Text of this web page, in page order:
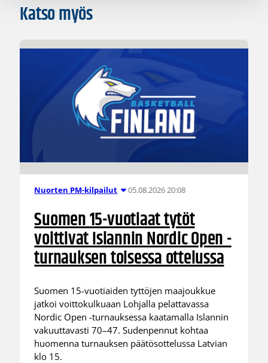
Katso myös
Nuorten PM-kilpailut 05.08.2026 20:08
Suomen 15-vuotiaat tytöt
voittivat Islannin Nordic Open -
turnauksen toisessa ottelussa
Suomen 15-vuotiaiden tyttöjen maajoukkue
jatkoi voittokulkuaan Lohjalla pelattavassa
Nordic Open -turnauksessa kaatamalla Islannin
vakuuttavasti 70–47. Sudenpennut kohtaa
huomenna turnauksen päätösottelussa Latvian
klo 15.